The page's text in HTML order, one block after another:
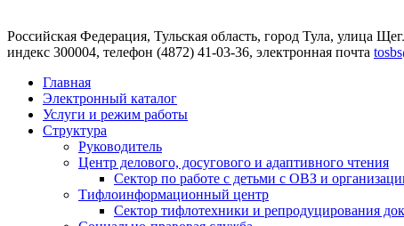
Российская Федерация, Тульская область, город Тула, улица
индекс 300004, телефон (4872) 41-03-36, электронная почта
Главная
Электронный каталог
Услуги и режим работы
Структура
Руководитель
Центр делового, досугового и адаптивного чтения
Сектор по работе с детьми с ОВЗ и
Тифлоинформационный центр
Сектор тифлотехники и репродуцирования